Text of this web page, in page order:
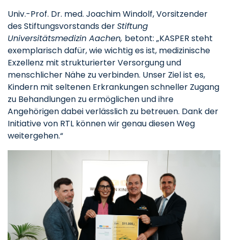
Univ.-Prof. Dr. med. Joachim Windolf, Vorsitzender
des Stiftungsvorstands derStiftung
Universitätsmedizin Aachen, betont: „KASPER steht
exemplarisch dafür, wie wichtig es ist, medizinische
Exzellenz mit strukturierter Versorgung und
menschlicher Nähe zu verbinden. Unser Ziel ist es,
Kindern mit seltenen Erkrankungen schneller Zugang
zu Behandlungen zu ermöglichen und ihre
Angehörigen dabei verlässlich zu betreuen. Dank der
Initiative von RTL können wir genau diesen Weg
weitergehen.“